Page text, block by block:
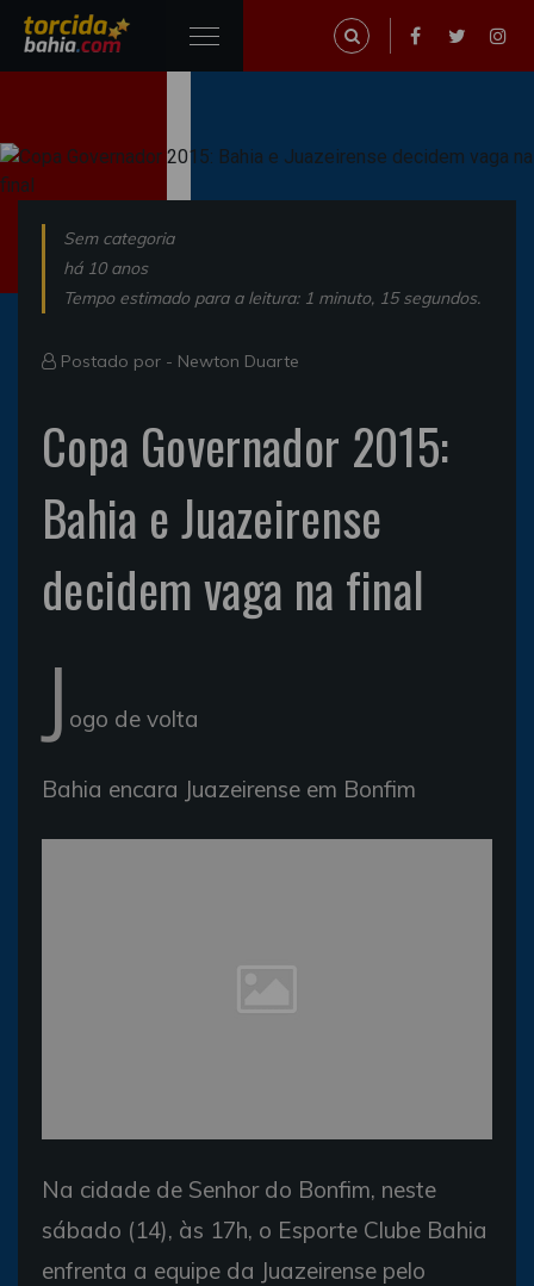
Sem categoria
há 10 anos
Tempo estimado para a leitura: 1 minuto, 15 segundos.
Postado por - Newton Duarte
Copa Governador 2015:
Bahia e Juazeirense
decidem vaga na final
J ogo de volta
Bahia encara Juazeirense em Bonfim
Na cidade de Senhor do Bonfim, neste
sábado (14), às 17h, o Esporte Clube Bahia
enfrenta a equipe da Juazeirense pelo